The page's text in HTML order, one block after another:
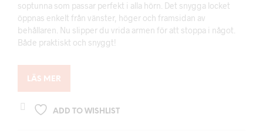
soptunna som passar perfekt i alla hörn. Det snygga locket
öppnas enkelt från vänster, höger och framsidan av
behållaren. Nu slipper du vrida armen för att stoppa i något.
Både praktiskt och snyggt!
LÄS MER
ADD TO WISHLIST